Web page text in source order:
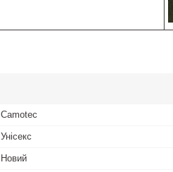
Camotec
Унісекс
Новий